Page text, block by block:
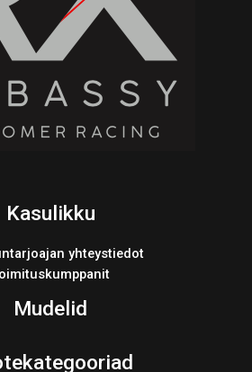
Kasulikku
yhteystiedot
Mudelid